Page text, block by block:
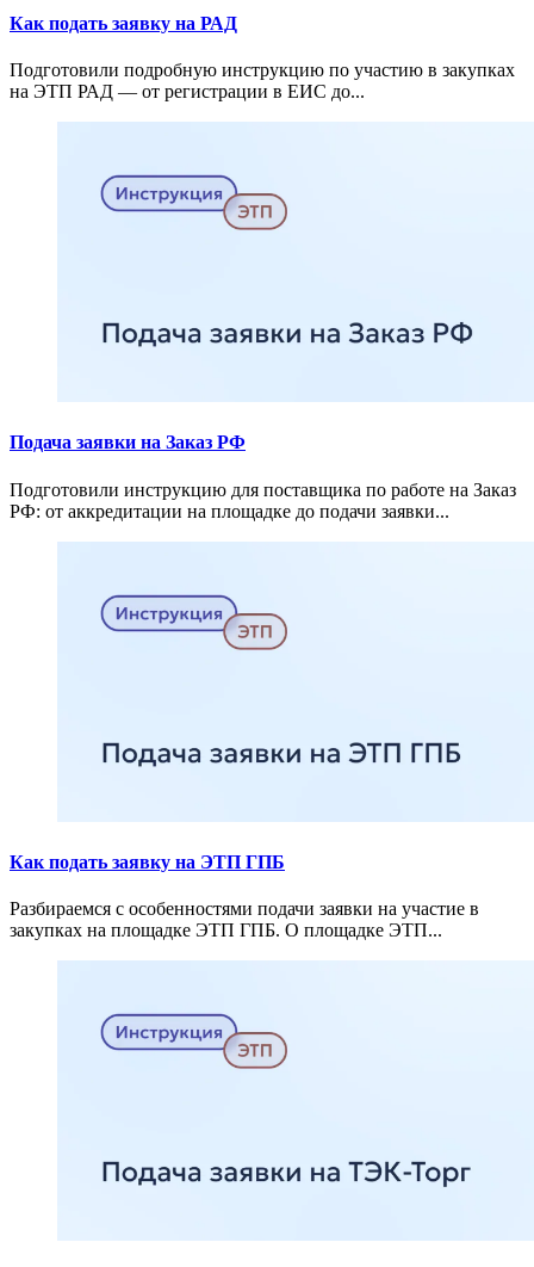
Как подать заявку на РАД
Подготовили подробную инструкцию по участию в закупках
на ЭТП РАД — от регистрации в ЕИС до...
Подача заявки на Заказ РФ
Подготовили инструкцию для поставщика по работе на Заказ
РФ: от аккредитации на площадке до подачи заявки...
Как подать заявку на ЭТП ГПБ
Разбираемся с особенностями подачи заявки на участие в
закупках на площадке ЭТП ГПБ. О площадке ЭТП...